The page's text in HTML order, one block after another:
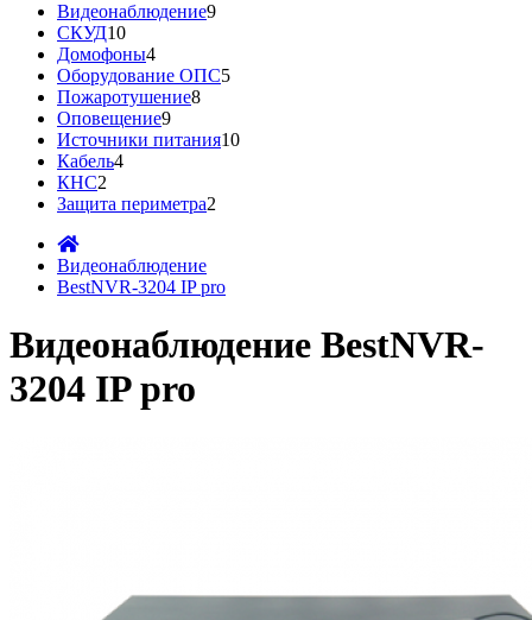
Видеонаблюдение9
СКУД10
Домофоны4
Оборудование ОПС5
Пожаротушение8
Оповещение9
Источники питания10
Кабель4
КНС2
Защита периметра2
Видеонаблюдение
BestNVR-3204 IP pro
Видеонаблюдение BestNVR-
3204 IP pro